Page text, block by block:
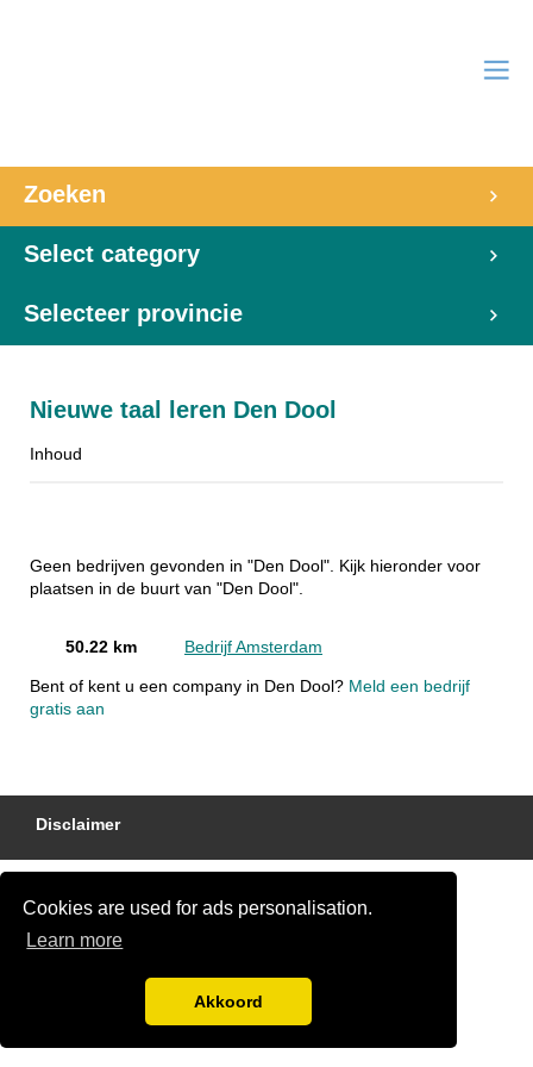
Cookies are used for ads personalisation.
Learn more
Akkoord
Zoeken
Select category
Selecteer provincie
Nieuwe taal leren Den Dool
Inhoud
Geen bedrijven gevonden in "Den Dool". Kijk hieronder voor
plaatsen in de buurt van "Den Dool".
50.22 km Bedrijf Amsterdam
Bent of kent u een company in Den Dool? Meld een bedrijf
gratis aan
Disclaimer